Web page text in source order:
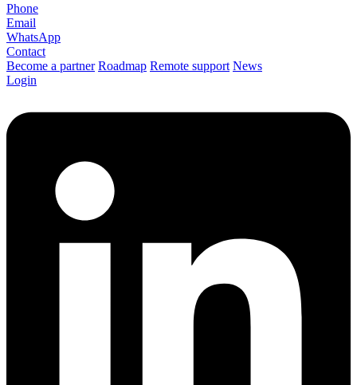
Phone
Email
WhatsApp
Contact
Become a partner Roadmap Remote support News
Login